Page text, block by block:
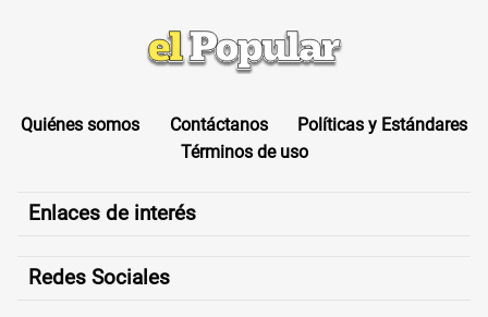
Quiénes somos Contáctanos
Políticas y Estándares
Términos de uso
Enlaces de interés
Redes Sociales